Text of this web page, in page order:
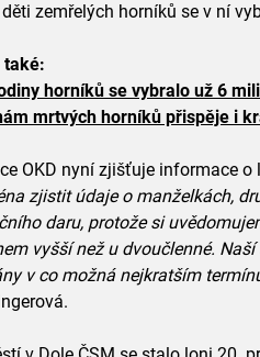
zemřelých horníků se v ní
také:
horníků se vybralo už 6
mrtvých horníků přispěje i
OKD nyní zjišťuje informace o
zjistit údaje o manželkách,
daru, protože si
vyšší než u dvoučlenné.
v co možná nejkratším